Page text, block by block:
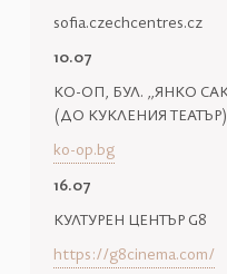
sofia.czechcentres.cz
10.07
КО-ОП, БУЛ. „ЯНКО
(ДО КУКЛЕНИЯ ТЕАТЪР)
ko-op.bg
16.07
КУЛТУРЕН ЦЕНТЪР G8
https://g8cinema.com/